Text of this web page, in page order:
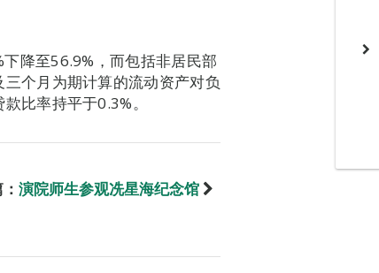
降至56.9%，而包括非居民部
个月为期计算的流动资产对负
比率持平于0.3%。
演院师生参观冼星海纪念馆